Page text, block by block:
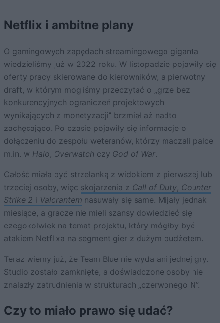
Netflix i ambitne plany
O gamingowych zapędach streamingowego giganta
wiedzieliśmy już w 2022 roku. W listopadzie pojawiły się
oferty pracy skierowane do kierowników, a pierwotny
draft, w którym mogliśmy przeczytać o „grze bez
konkurencyjnych ograniczeń projektowych
wynikających z monetyzacji” brzmiał aż nadto
zachęcająco. Po czasie pojawiły się informacje o
dołączeniu do zespołu weteranów, którzy maczali palce
m.in. w Halo, Overwatch czy God of War.
Całość miała być strzelanką z widokiem z pierwszej lub
trzeciej osoby, więc skojarzenia z Call of Duty, Counter
Strike 2 i Valorantem nasuwały się same. Mijały jednak
miesiące, a gracze nie mieli szansy dowiedzieć się
czegokolwiek na temat projektu, który mógłby być
atakiem Netflixa na segment gier z dużym budżetem.
Teraz wiemy już, że Team Blue nie wyda ani jednej gry.
Studio zostało zamknięte, a doświadczone osoby nie
znalazły zatrudnienia w strukturach „czerwonego N”.
Czy to miało prawo się udać?